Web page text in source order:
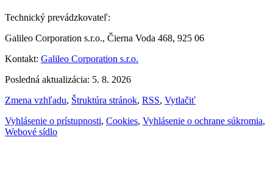
Technický prevádzkovateľ:
Galileo Corporation s.r.o., Čierna Voda 468, 925 06
Kontakt: Galileo Corporation s.r.o.
Posledná aktualizácia: 5. 8. 2026
Zmena vzhľadu, Štruktúra stránok, RSS, Vytlačiť
Vyhlásenie o prístupnosti, Cookies, Vyhlásenie o ochrane súkromia,
Webové sídlo